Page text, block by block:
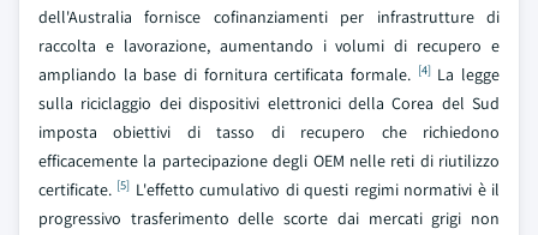
dell'Australia fornisce cofinanziamenti per infrastrutture di
raccolta e lavorazione, aumentando i volumi di recupero e
ampliando la base di fornitura certificata formale. [4]La legge
sulla riciclaggio dei dispositivi elettronici della Corea del Sud
imposta obiettivi di tasso di recupero che richiedono
efficacemente la partecipazione degli OEM nelle reti di riutilizzo
certificate. [5] L'effetto cumulativo di questi regimi normativi è il
progressivo trasferimento delle scorte dai mercati grigi non